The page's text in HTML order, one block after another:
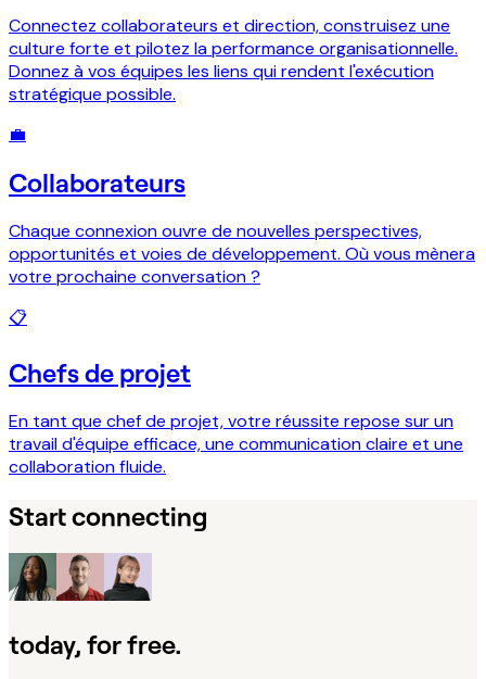
Connectez collaborateurs et direction, construisez une
culture forte et pilotez la performance organisationnelle.
Donnez à vos équipes les liens qui rendent l'exécution
stratégique possible.
💼
Collaborateurs
Chaque connexion ouvre de nouvelles perspectives,
opportunités et voies de développement. Où vous mènera
votre prochaine conversation ?
📋
Chefs de projet
En tant que chef de projet, votre réussite repose sur un
travail d'équipe efficace, une communication claire et une
collaboration fluide.
Start connecting
today, for free.